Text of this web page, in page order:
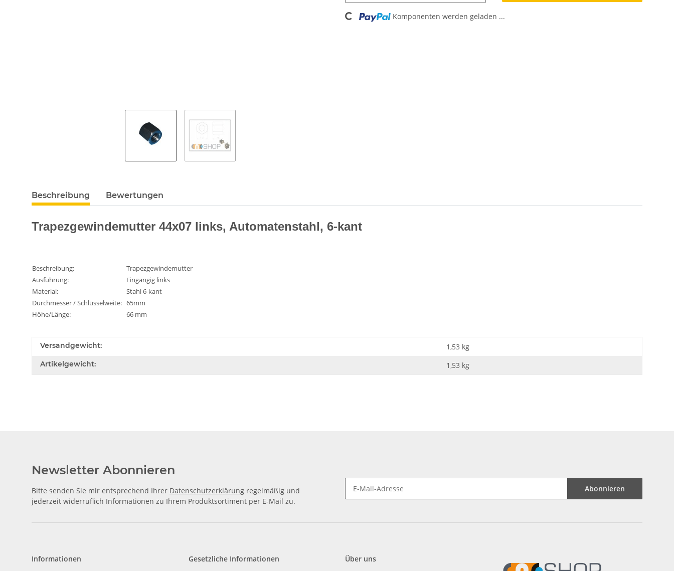
Loading... Komponenten werden geladen ...
Beschreibung Bewertungen
Trapezgewindemutter 44x07 links, Automatenstahl, 6-kant
Beschreibung:
Trapezgewindemutter
Ausführung:
Eingängig links
Material:
Stahl 6-kant
Durchmesser / Schlüsselweite: 65mm
Höhe/Länge:
66 mm
Versandgewicht: 1,53 kg
Artikelgewicht: 1,53 kg
Newsletter Abonnieren
Bitte senden Sie mir entsprechend Ihrer Datenschutzerklärung regelmäßig und
jederzeit widerruflich Informationen zu Ihrem Produktsortiment per E-Mail zu.
Abonnieren
Informationen Gesetzliche Informationen Über uns